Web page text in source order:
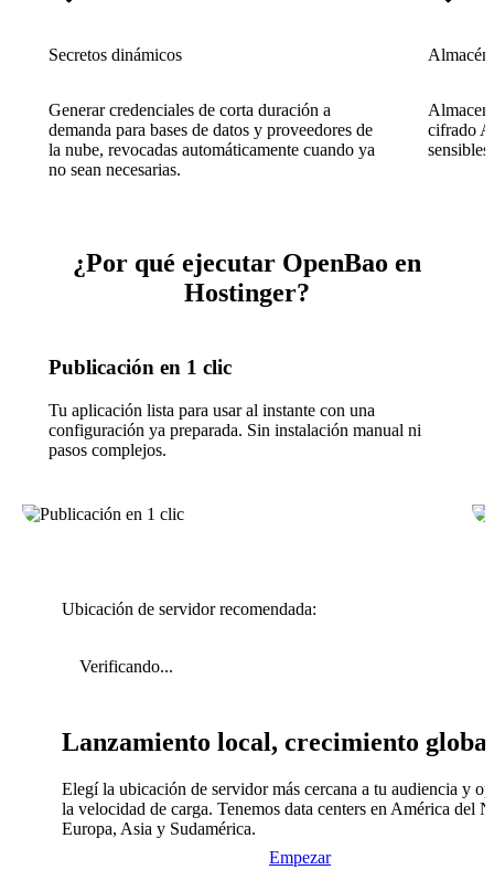
Secretos dinámicos
Generar credenciales de corta duración a
demanda para bases de datos y proveedores de
la nube, revocadas automáticamente cuando ya
no sean necesarias.
cifrado
¿Por qué ejecutar OpenBao en
Hostinger?
Publicación en 1 clic
Tu aplicación lista para usar al instante con una
configuración ya preparada. Sin instalación manual ni
pasos complejos.
Ubicación de servidor recomendada:
Verificando...
Lanzamiento local, crecimiento global
Elegí la ubicación de servidor más cercana a tu audiencia y
la velocidad de carga. Tenemos data centers en América del
Europa, Asia y Sudamérica.
Empezar